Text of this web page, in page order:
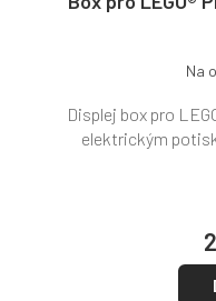
Na
Displej box pro
elektrickým